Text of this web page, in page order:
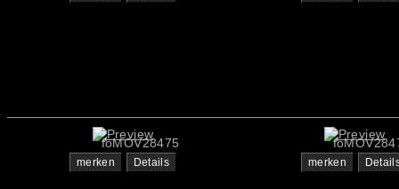
foMOV28475
merken Details merken